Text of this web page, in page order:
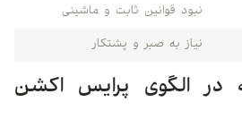
نبود قوانین ثابت و ماشینی
نیاز به صبر و پشتکار
در الگوی پرایس اکشن